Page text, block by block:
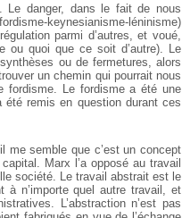
Le danger, dans le fait de nous
keynesianisme-léninisme)
parmi d’autres, et voué,
ou quoi que ce soit d’autre). Le
ou de fermetures, alors
un chemin qui pourrait nous
fordisme. Le fordisme a été une
remis en question durant ces
me semble que c’est un concept
Marx l’a opposé au travail
société. Le travail abstrait est le
à n’importe quel autre travail, et
L’abstraction n’est pas